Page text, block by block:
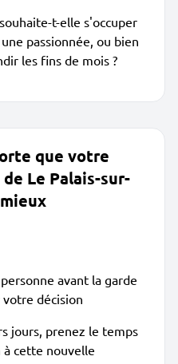
t-elle s'occuper
passionnée, ou bien
les fins de mois ?
que votre
Le Palais-sur-
avant la garde
décision
jours, prenez le temps
cette nouvelle